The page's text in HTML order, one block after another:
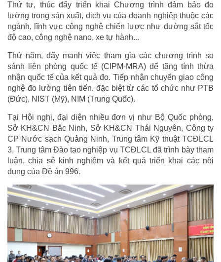
Thứ tư, thúc đẩy triển khai Chương trình đảm bảo đo
lường trong sản xuất, dịch vụ của doanh nghiệp thuộc các
ngành, lĩnh vực công nghệ chiến lược như đường sắt tốc
độ cao, công nghệ nano, xe tự hành...
Thứ năm, đẩy mạnh việc tham gia các chương trình so
sánh liên phòng quốc tế (CIPM-MRA) để tăng tính thừa
nhận quốc tế của kết quả đo. Tiếp nhận chuyển giao công
nghệ đo lường tiên tiến, đặc biệt từ các tổ chức như PTB
(Đức), NIST (Mỹ), NIM (Trung Quốc).
Tại Hội nghị, đại diện nhiều đơn vị như Bộ Quốc phòng,
Sở KH&CN Bắc Ninh, Sở KH&CN Thái Nguyên, Công ty
CP Nước sạch Quảng Ninh, Trung tâm Kỹ thuật TCĐLCL
3, Trung tâm Đào tạo nghiệp vụ TCĐLCL đã trình bày tham
luận, chia sẻ kinh nghiệm và kết quả triển khai các nội
dung của Đề án 996.